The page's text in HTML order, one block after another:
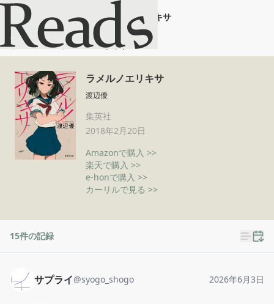
ラメルノエリキサ
ホーム ラメルノエリキサ
ラメルノエリキサ
渡辺優
集英社
2018年2月20日
Amazonで購入 >>
楽天で購入 >>
e-honで購入 >>
カーリルで見る >>
15件の記録
サプライ@syogo_shogo 2026年6月3日